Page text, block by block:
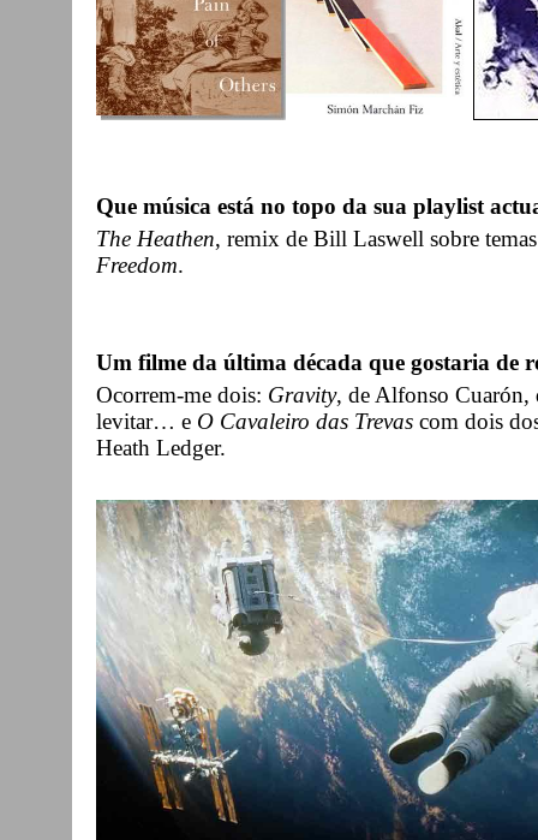
Que música está no topo da sua playlist
The Heathen, remix de Bill Laswell sobre
Freedom.
Um filme da última década que gostaria de
Ocorrem-me dois: Gravity, de Alfonso Cuarón,
levitar… e O Cavaleiro das Trevas com dois
Heath Ledger.